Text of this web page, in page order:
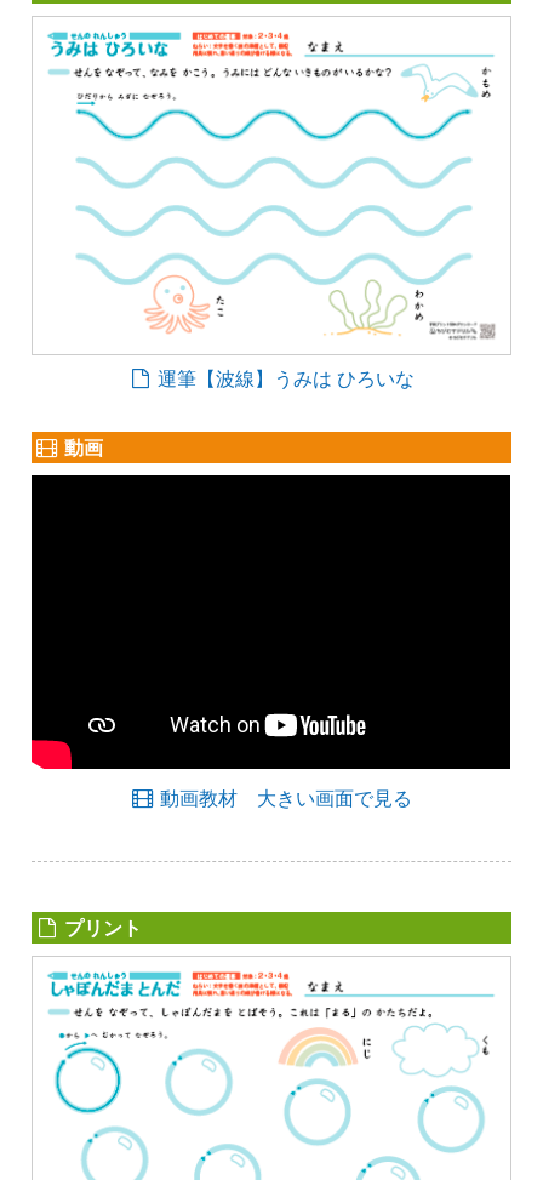
運筆【波線】うみは ひろいな
動画
動画教材 大きい画面で見る
プリント